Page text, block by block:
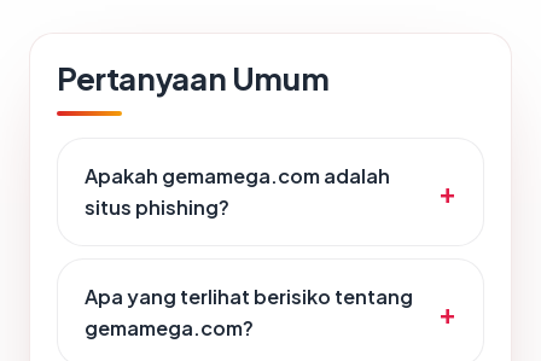
Pertanyaan Umum
Apakah gemamega.com adalah
situs phishing?
Apa yang terlihat berisiko tentang
gemamega.com?